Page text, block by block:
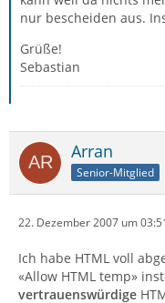
nur bescheiden aus.
Grüße!
Sebastian
Arran
Senior-Mitglied
22. Dezember 2007 um
Ich habe HTML voll
«Allow HTML temp»
vertrauenswürdige